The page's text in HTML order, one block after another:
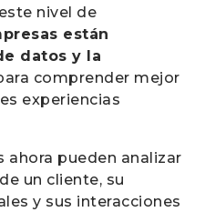
nivel de
están
datos y la
comprender mejor
experiencias
ahora pueden analizar
un cliente, su
y sus interacciones